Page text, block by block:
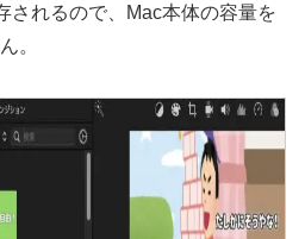
されるので、Mac本体の容量を
。